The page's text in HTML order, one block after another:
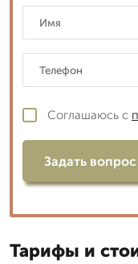
Соглашаюсь с
Задать вопрос
Тарифы и